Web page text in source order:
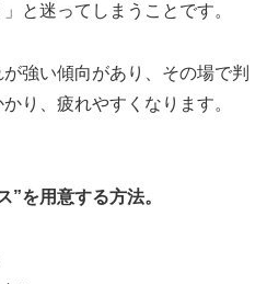
と迷ってしまうことです。
強い傾向があり、その場で判
り、疲れやすくなります。
”を用意する方法。